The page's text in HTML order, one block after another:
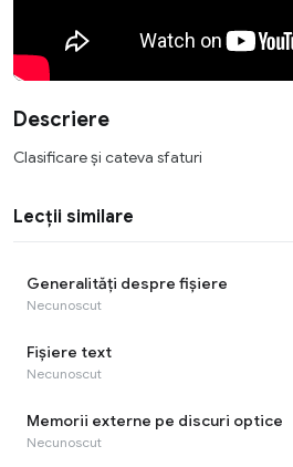
Descriere
Clasificare și cateva sfaturi
Lecții similare
Generalități despre fișiere
Necunoscut
Fișiere text
Necunoscut
Memorii externe pe discuri optice
Necunoscut